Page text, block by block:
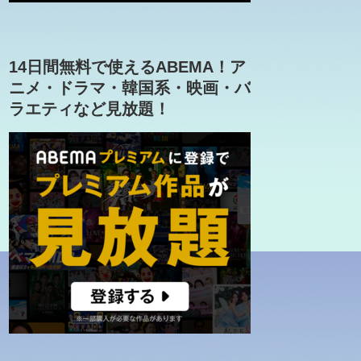
14日間無料で使えるABEMA！ア
ニメ・ドラマ・韓国系・映画・バ
ラエティなど見放題！